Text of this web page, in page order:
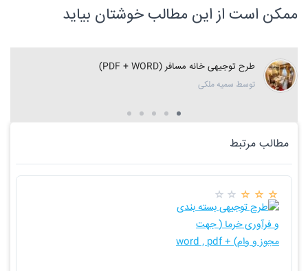
ممکن است از این مطالب خوشتان بیاید
طرح توجیهی خانه مسافر (PDF + WORD)
توسط سمیه ملکی
مطالب مرتبط